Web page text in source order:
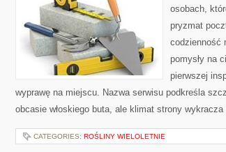
osobach,
pryzmat
codzienność
pomysły na
pierwszej
wyprawę na miejscu. Nazwa serwisu podkreśla
obcasie włoskiego buta, ale klimat strony
CATEGORIES: ROŚLINY WIELOLETNIE